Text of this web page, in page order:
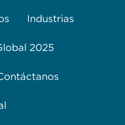
Industrias
2025